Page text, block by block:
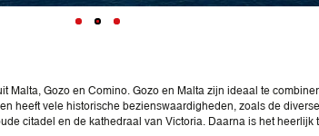
Gozo en Comino. Gozo en Malta zijn ideaal te
heeft vele historische bezienswaardigheden, zoals de
citadel en de kathedraal van Victoria. Daarna is het